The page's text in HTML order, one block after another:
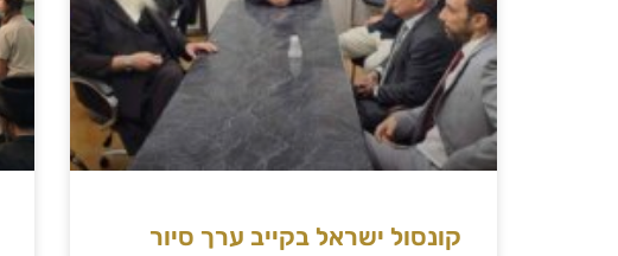
קונסול ישראל בקייב ערך סיור